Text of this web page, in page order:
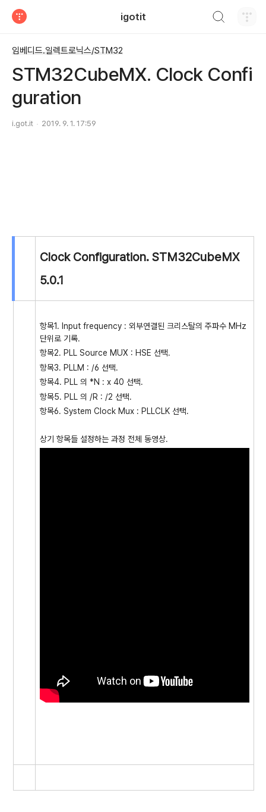
igotit
임베디드.일렉트로닉스/STM32
STM32CubeMX. Clock Confi
guration
i.got.it 2019. 9. 1. 17:59
Clock Configuration. STM32CubeMX
5.0.1
항목1. Input frequency : 외부연결된 크리스탈의 주파수 MHz
단위로 기록.
항목2. PLL Source MUX : HSE 선택.
항목3. PLLM : /6 선택.
항목4. PLL 의 *N : x 40 선택.
항목5. PLL 의 /R : /2 선택.
항목6. System Clock Mux : PLLCLK 선택.
상기 항목들 설정하는 과정 전체 동영상.